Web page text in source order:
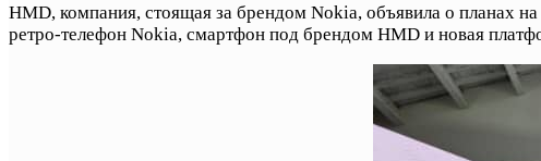
HMD, компания, стоящая за брендом Nokia, объявила о планах
ретро-телефон Nokia, смартфон под брендом HMD и новая